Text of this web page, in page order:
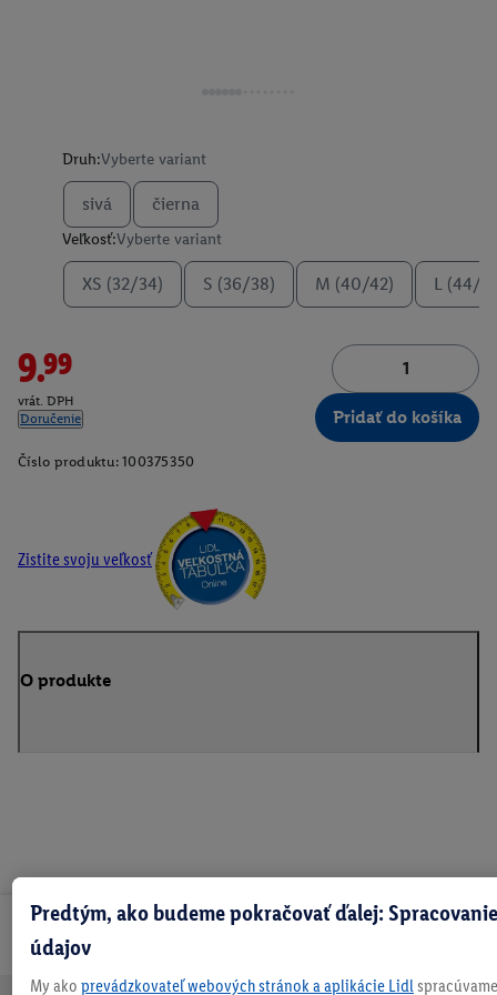
Druh:Vyberte variant
sivá čierna
Veľkosť:Vyberte variant
XS (32/34) S (36/38) M (40/42) L (44/
9.99
vrát. DPH
Doručenie
Pridať do košíka
Číslo produktu: 100375350
Zistite svoju veľkosť
O produkte
Predtým, ako budeme pokračovať ďalej:
údajov
My ako prevádzkovateľ webových stránok a aplikácie Lidl